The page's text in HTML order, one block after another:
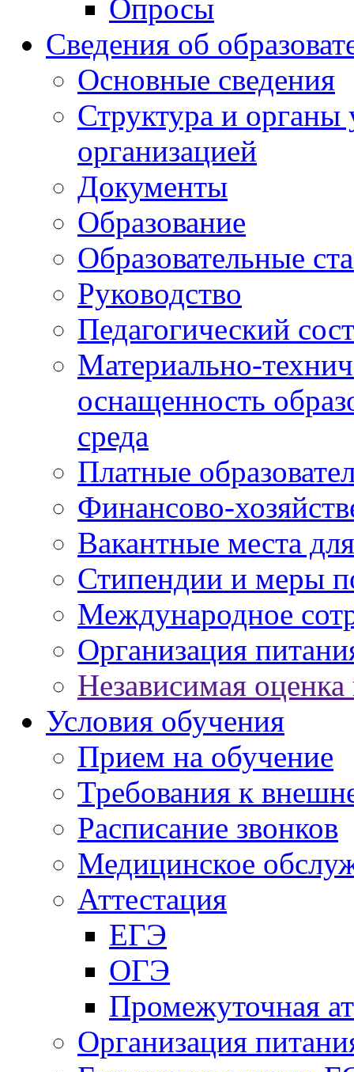
Опросы
Сведения об
Основные сведения
Структура и органы
организацией
Документы
Образование
Образовательные
Руководство
Педагогический
Материально-
оснащенность
среда
Платные
Финансово-
Вакантные места
Стипендии и меры
Международное
Организация
Независимая оценка
Условия обучения
Прием на обучение
Требования к
Расписание звонков
Медицинское
Аттестация
ЕГЭ
ОГЭ
Промежуточная
Организация